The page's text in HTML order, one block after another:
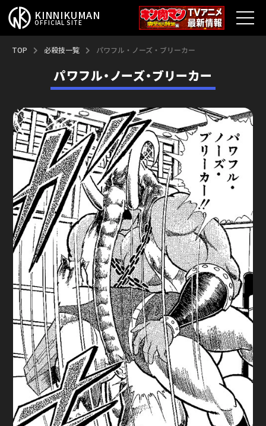
KINNIKUMAN
OFFICIAL SITE
TOP
キン肉マンとは？
最新情報
アニメ
コミックス
特集
超人総選挙
新超人募集
ゆで問答
TOP 必殺技一覧 パワフル・ノーズ・ブリーカー
パワフル・ノーズ・ブリーカー